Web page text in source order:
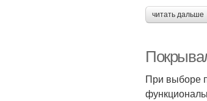
читать дальше
При выборе